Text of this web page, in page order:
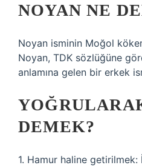
NOYAN NE
Noyan isminin Moğol
Noyan, TDK sözlüğüne
anlamına gelen bir erkek
DEMEK?
1. Hamur haline getirilmek: